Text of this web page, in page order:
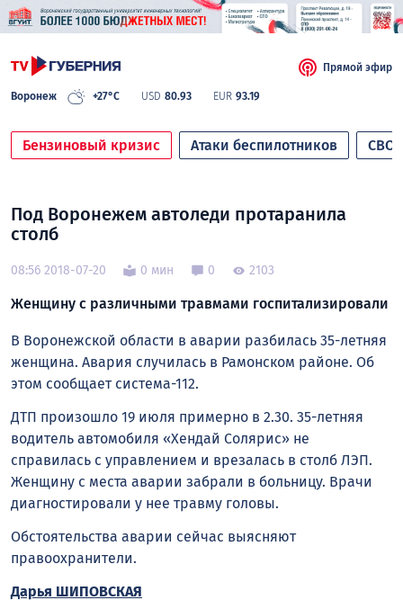
Воронеж +27°C USD 80.93 EUR 93.19
Прямой эфир
Бензиновый кризис Атаки беспилотников СВО
Под Воронежем автоледи протаранила
столб
08:56 2018-07-20 0 мин 0 2103
Женщину с различными травмами госпитализировали
В Воронежской области в аварии разбилась 35-летняя
женщина. Авария случилась в Рамонском районе. Об
этом сообщает система-112.
ДТП произошло 19 июля примерно в 2.30. 35-летняя
водитель автомобиля «Хендай Солярис» не
справилась с управлением и врезалась в столб ЛЭП.
Женщину с места аварии забрали в больницу. Врачи
диагностировали у нее травму головы.
Обстоятельства аварии сейчас выясняют
правоохранители.
Дарья ШИПОВСКАЯ